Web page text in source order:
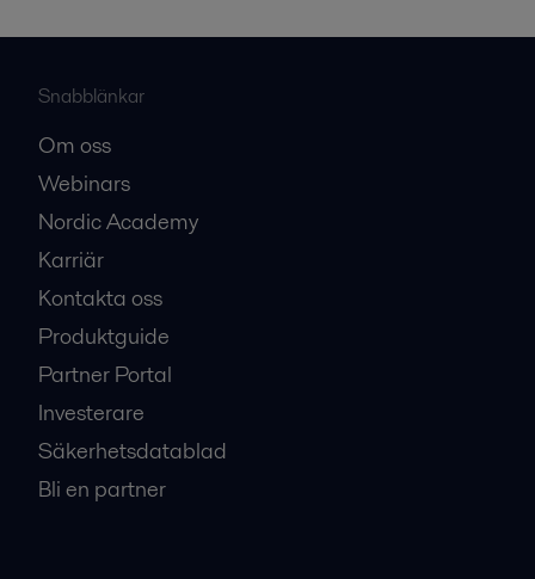
Snabblänkar
Om oss
Webinars
Nordic Academy
Karriär
Kontakta oss
Produktguide
Partner Portal
Investerare
Säkerhetsdatablad
Bli en partner